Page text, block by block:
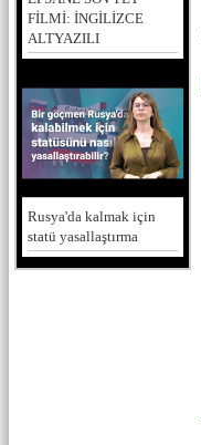
FİLMİ: İNGİLİZCE
ALTYAZILI
Rusya'da kalmak için
statü yasallaştırma